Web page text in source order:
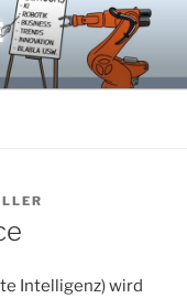
Intelligenz) wird